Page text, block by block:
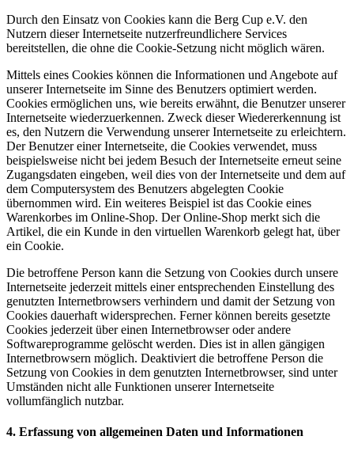
Durch den Einsatz von Cookies kann die Berg Cup e.V. den
Nutzern dieser Internetseite nutzerfreundlichere Services
bereitstellen, die ohne die Cookie-Setzung nicht möglich wären.
Mittels eines Cookies können die Informationen und Angebote auf
unserer Internetseite im Sinne des Benutzers optimiert werden.
Cookies ermöglichen uns, wie bereits erwähnt, die Benutzer unserer
Internetseite wiederzuerkennen. Zweck dieser Wiedererkennung ist
es, den Nutzern die Verwendung unserer Internetseite zu erleichtern.
Der Benutzer einer Internetseite, die Cookies verwendet, muss
beispielsweise nicht bei jedem Besuch der Internetseite erneut seine
Zugangsdaten eingeben, weil dies von der Internetseite und dem auf
dem Computersystem des Benutzers abgelegten Cookie
übernommen wird. Ein weiteres Beispiel ist das Cookie eines
Warenkorbes im Online-Shop. Der Online-Shop merkt sich die
Artikel, die ein Kunde in den virtuellen Warenkorb gelegt hat, über
ein Cookie.
Die betroffene Person kann die Setzung von Cookies durch unsere
Internetseite jederzeit mittels einer entsprechenden Einstellung des
genutzten Internetbrowsers verhindern und damit der Setzung von
Cookies dauerhaft widersprechen. Ferner können bereits gesetzte
Cookies jederzeit über einen Internetbrowser oder andere
Softwareprogramme gelöscht werden. Dies ist in allen gängigen
Internetbrowsern möglich. Deaktiviert die betroffene Person die
Setzung von Cookies in dem genutzten Internetbrowser, sind unter
Umständen nicht alle Funktionen unserer Internetseite
vollumfänglich nutzbar.
4. Erfassung von allgemeinen Daten und Informationen